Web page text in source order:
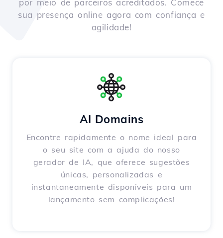
por meio de parceiros acreditados. Comece
sua presença online agora com confiança e
agilidade!
AI Domains
Encontre rapidamente o nome ideal para
o seu site com a ajuda do nosso
gerador de IA, que oferece sugestões
únicas, personalizadas e
instantaneamente disponíveis para um
lançamento sem complicações!